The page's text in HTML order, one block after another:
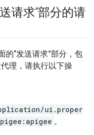
请求”部分的请
的“发送请求”部分，包
理，请执行以下操
ui.proper
。